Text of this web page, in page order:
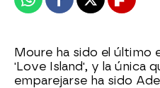
WhatsappFacebook
X
Moure ha sido el último
'Love Island', y la única
emparejarse ha sido